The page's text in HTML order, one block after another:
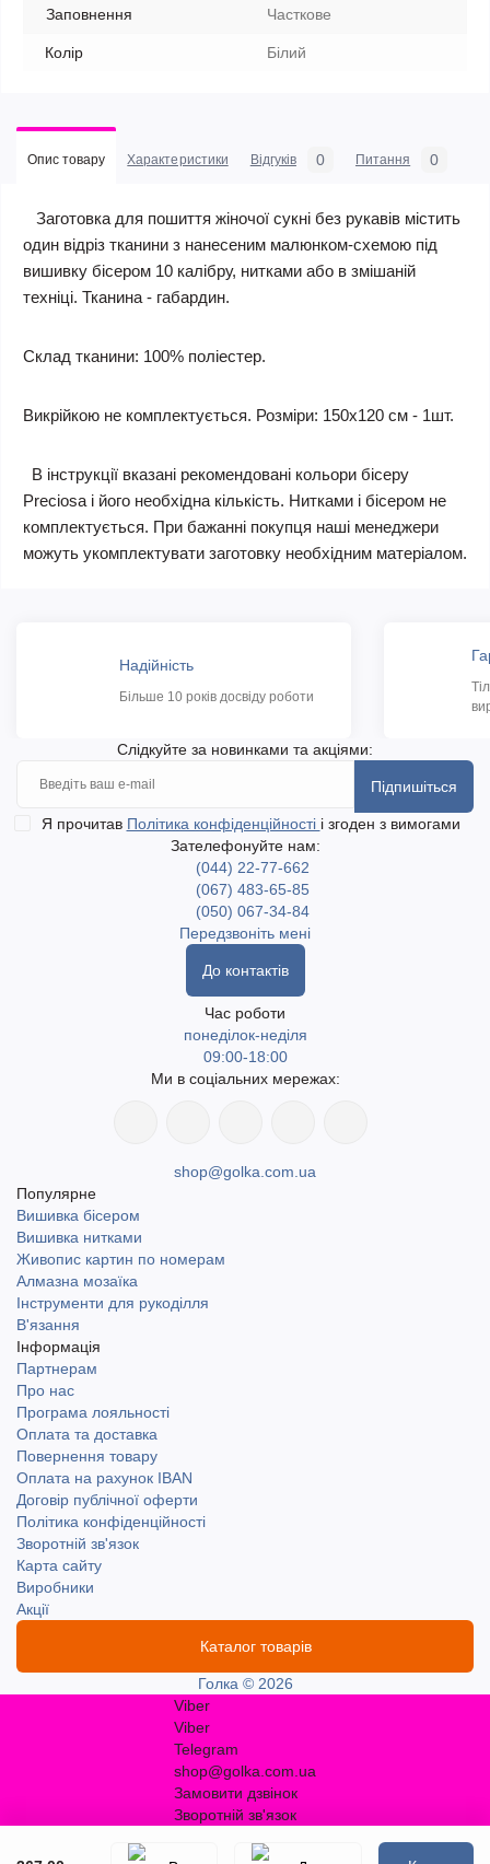
Заповнення Часткове
Колір Білий
Опис товару Характеристики Відгуків 0 Питання 0
Заготовка для пошиття жіночої сукні без рукавів містить
один відріз тканини з нанесеним малюнком-схемою під
вишивку бісером 10 калібру, нитками або в змішаній
техніці. Тканина - габардин.
Склад тканини: 100% поліестер.
Викрійкою не комплектується. Розміри: 150х120 см - 1шт.
В інструкції вказані рекомендовані кольори бісеру
Preciosa і його необхідна кількість. Нитками і бісером не
комплектується. При бажанні покупця наші менеджери
можуть укомплектувати заготовку необхідним матеріалом.
Надійність
Більше 10 років досвіду роботи
Слідкуйте за новинками та акціями:
Підпишіться
Я прочитав Політика конфіденційності і згоден з вимогами
Зателефонуйте нам:
(044) 22-77-662
(067) 483-65-85
(050) 067-34-84
Передзвоніть мені
До контактів
Час роботи
понеділок-неділя
09:00-18:00
Ми в соціальних мережах:
shop@golka.com.ua
Популярне
Вишивка бісером
Вишивка нитками
Живопис картин по номерам
Алмазна мозаїка
Інструменти для рукоділля
В'язання
Інформація
Партнерам
Про нас
Програма лояльності
Оплата та доставка
Повернення товару
Оплата на рахунок IBAN
Договір публічної оферти
Політика конфіденційності
Зворотній зв'язок
Карта сайту
Виробники
Акції
Каталог товарів
Голка © 2026
Viber
Viber
Telegram
shop@golka.com.ua
Замовити дзвінок
Зворотній зв'язок